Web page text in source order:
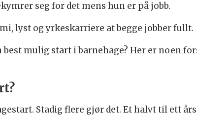
seg for det mens hun er på jobb.
lyst og yrkeskarriere at begge jobber fullt.
mulig start i barnehage? Her er noen
Stadig flere gjør det. Et halvt til ett